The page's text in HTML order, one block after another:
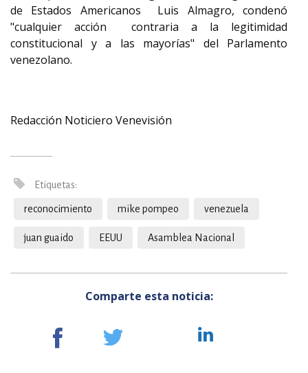
de Estados Americanos Luis Almagro, condenó
"cualquier acción contraria a la legitimidad
constitucional y a las mayorías" del Parlamento
venezolano.
Redacción Noticiero Venevisión
Etiquetas:
reconocimiento mike pompeo venezuela
juan guaido EEUU Asamblea Nacional
Comparte esta noticia: